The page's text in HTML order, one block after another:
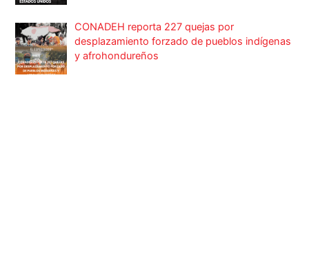
CONADEH reporta 227 quejas por
desplazamiento forzado de pueblos indígenas
y afrohondureños